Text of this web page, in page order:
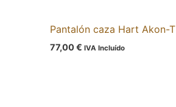
Pantalón caza Hart Akon-T
77,00€ IVA Incluído